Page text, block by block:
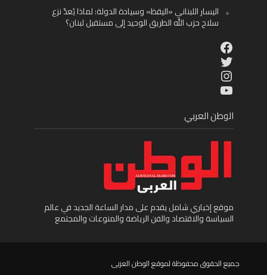
اليسار اللبناني «اليقظ» وسيادة الدولة: لماذا يُعدّ نزع
سلاح حزب الله الطريق الوحيد إلى مستقبل لبنان؟
Facebook
Twitter
Instagram
YouTube
الوطن العربي
موقع إخباري شامل يقدم على مدار الساعة الجديد في عالم
السياسة والاقتصاد والفن الرياضة والمنوعات والمجتمع
جميع الحقوق محفوظة لموقع الوطن العربى